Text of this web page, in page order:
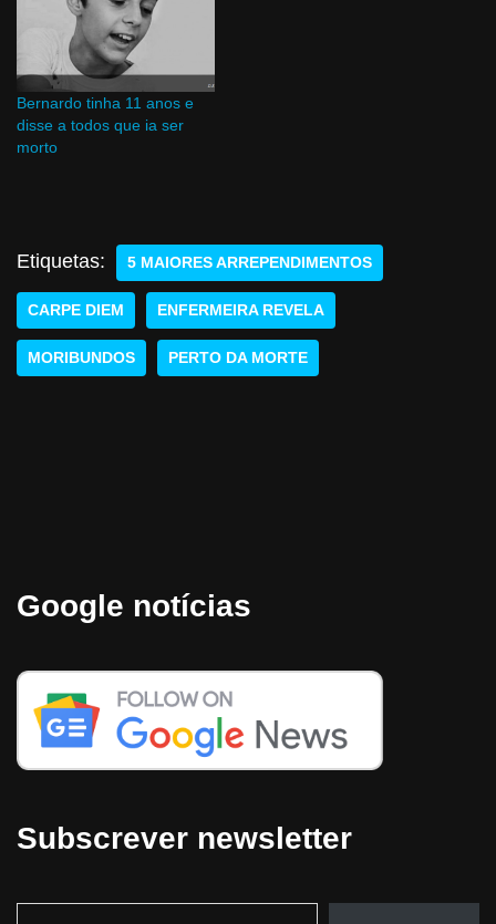
Bernardo tinha 11 anos e
disse a todos que ia ser
morto
Etiquetas: 5 MAIORES ARREPENDIMENTOS
CARPE DIEM ENFERMEIRA REVELA
MORIBUNDOS PERTO DA MORTE
Google notícias
Subscrever newsletter